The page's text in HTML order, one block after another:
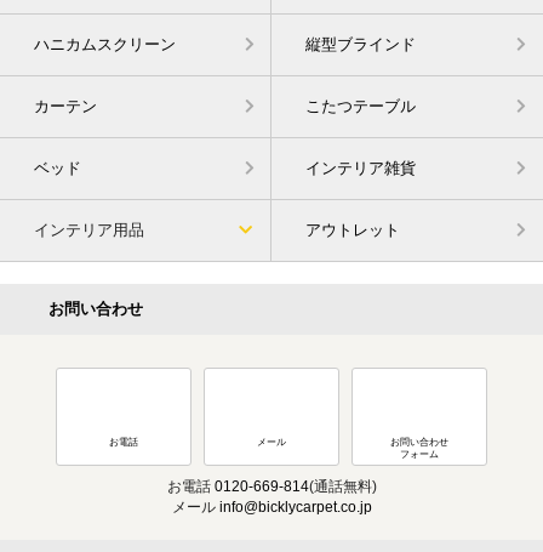
ハニカムスクリーン 縦型ブラインド
カーテン こたつテーブル
ベッド インテリア雑貨
インテリア用品 アウトレット
お問い合わせ
お電話 メール
お問い合わせ
フォーム
お電話 0120-669-814(通話無料)
メール info@bicklycarpet.co.jp